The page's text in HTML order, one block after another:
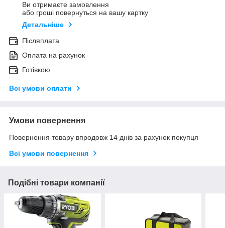
Ви отримаєте замовлення
або гроші повернуться на вашу картку
Детальніше
Післяплата
Оплата на рахунок
Готівкою
Всі умови оплати
Умови повернення
Повернення товару впродовж 14 днів за рахунок покупця
Всі умови повернення
Подібні товари компанії